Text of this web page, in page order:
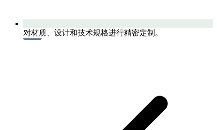
对材质、设计和技术规格进行精密定制。